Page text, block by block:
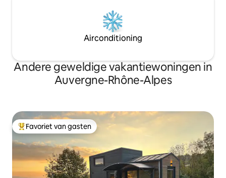
Airconditioning
Andere geweldige vakantiewoningen in
Auvergne-Rhône-Alpes
Topfavoriet van gasten
Favoriet van gasten